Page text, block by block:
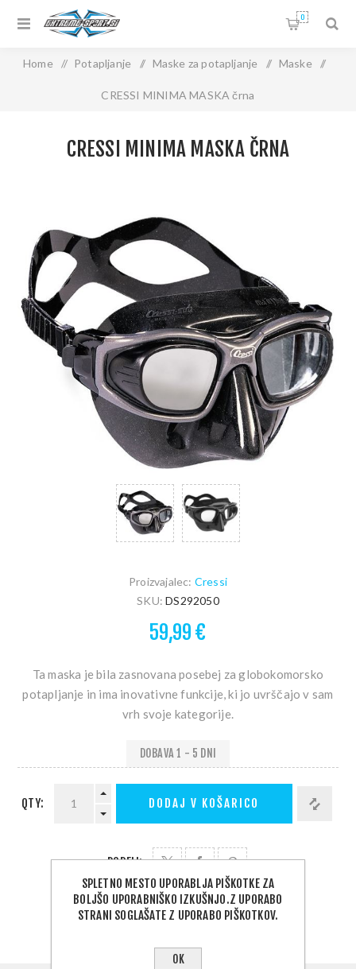
0
Home / Potapljanje / Maske za potapljanje / Maske /
CRESSI MINIMA MASKA črna
CRESSI MINIMA MASKA ČRNA
Proizvajalec: Cressi
SKU: DS292050
59,99 €
Ta maska je bila zasnovana posebej za globokomorsko
potapljanje in ima inovativne funkcije, ki jo uvrščajo v sam
vrh svoje kategorije.
DOBAVA 1 - 5 DNI
QTY: DODAJ V KOŠARICO
PODELI:
IZBERITE NASLOV ZA DOSTAVO
SPLETNO MESTO UPORABLJA PIŠKOTKE ZA
BOLJŠO UPORABNIŠKO IZKUŠNJO.Z UPORABO
STRANI SOGLAŠATE Z UPORABO PIŠKOTKOV.
OK